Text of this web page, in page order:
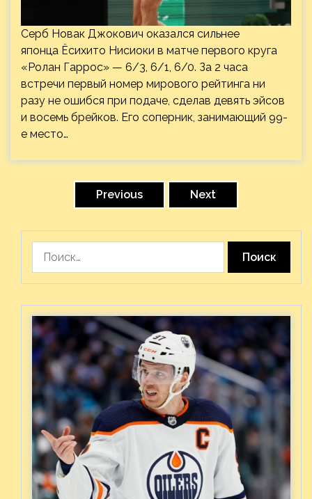
Серб Новак Джокович оказался сильнее
японца Ёсихито Нисиоки в матче первого круга
«Ролан Гаррос» — 6/3, 6/1, 6/0. За 2 часа
встречи первый номер мирового рейтинга ни
разу не ошибся при подаче, сделав девять эйсов
и восемь брейков. Его соперник, занимающий 99-
е место…
Previous Next